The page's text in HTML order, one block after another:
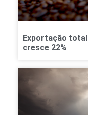
Exportação
cresce 22%